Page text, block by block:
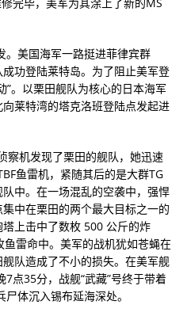
。美国海军一路挺进菲律宾群
功登陆莱特岛。为了阻止美军登
”。以栗田舰队为核心的日本海军
莱特湾的塔克洛班登陆点发起进
察机发现了栗田的舰队，她迅速
鱼雷机，紧随其后的是大群TG
中。在一场混乱的空袭中，强悍
中在栗田的两个最大目标之一的
上击中了数枚 500 公斤的炸
雷命中。美军的战机犹如苍蝇在
队造成了不小的损失。在美军舰
点35分，战舰“武藏”号终于带着
体沉入锡布延海深处。